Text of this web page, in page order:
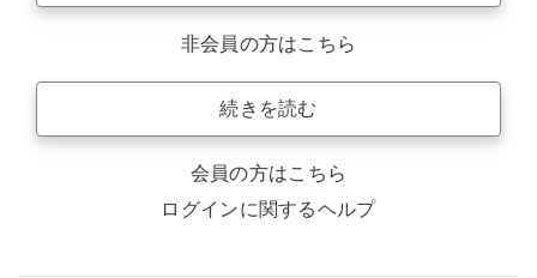
非会員の方はこちら
続きを読む
会員の方はこちら
ログインに関するヘルプ